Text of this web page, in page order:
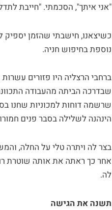
"אני איתך", הסכמתי. "חייבת
כשיצאנו, חישבתי שהזמן יספיק
נוספת בחיפוש חניה.
ברחבי הרצליה היו פזורים
שבדרכה הביתה מהעבודה
שרשמה דוחות למכוניות שחנו
הינהנה לשלילה בסבר פנים
בצר לה ויתרה טלי על החלה,
אחר כך ראתה את אותה שוטרת
לה.
תשנה את הגישה